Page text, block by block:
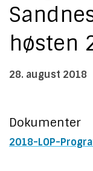
høsten
28. august 2018
Dokumenter
2018-LOP-